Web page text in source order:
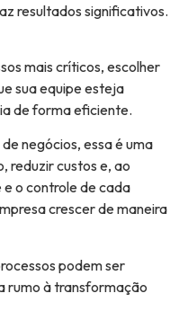
resultados significativos.
mais críticos, escolher
sua equipe esteja
de forma eficiente.
negócios, essa é uma
reduzir custos e, ao
o controle de cada
crescer de maneira
podem ser
rumo à transformação